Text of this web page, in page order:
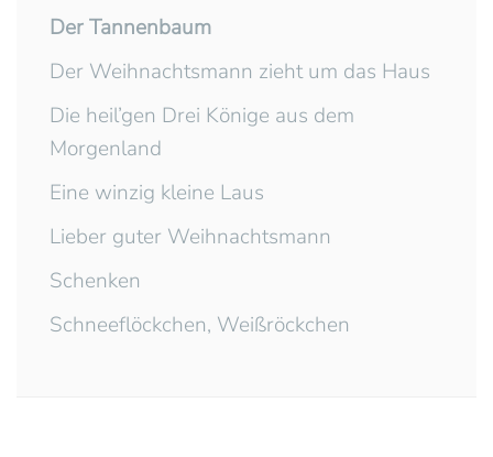
Der Tannenbaum
Der Weihnachtsmann zieht um das Haus
Die heil’gen Drei Könige aus dem
Morgenland
Eine winzig kleine Laus
Lieber guter Weihnachtsmann
Schenken
Schneeflöckchen, Weißröckchen